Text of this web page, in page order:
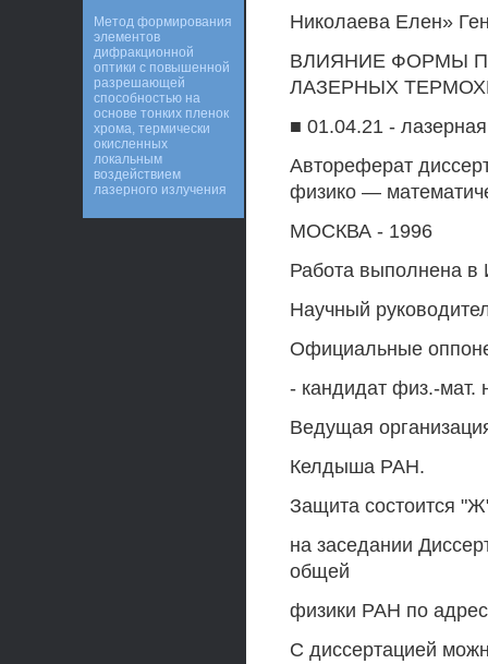
Николаева Елен»
ВЛИЯНИЕ ФОРМЫ
ЛАЗЕРНЫХ
■ 01.04.21 -
Автореферат
физико —
МОСКВА - 1996
Работа выполнена в
Научный
Официальные
- кандидат физ.-
Ведущая
Келдыша РАН.
Защита состоится
на заседании
общей
физики РАН по
С диссертацией
Метод формирования
элементов
дифракционной
оптики с повышенной
разрешающей
способностью на
основе тонких пленок
хрома, термически
окисленных
локальным
воздействием
лазерного излучения